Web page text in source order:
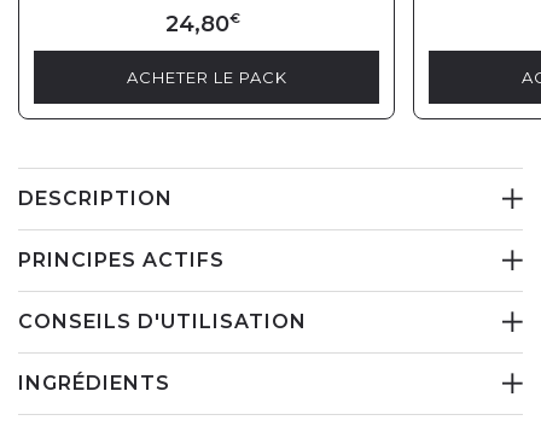
24,80€
ACHETER LE PACK
DESCRIPTION
PRINCIPES ACTIFS
CONSEILS D'UTILISATION
INGRÉDIENTS